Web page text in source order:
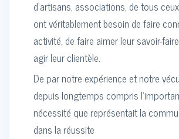
d’artisans, associations, de tous
ont véritablement besoin de faire
activité, de faire aimer leur savoir-
agir leur clientèle.
De par notre expérience et notre
depuis longtemps compris
nécessité que représentait la
dans la réussite